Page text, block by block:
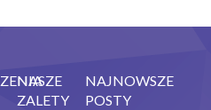
NASZE
ZALETY
NAJNOWSZE
POSTY